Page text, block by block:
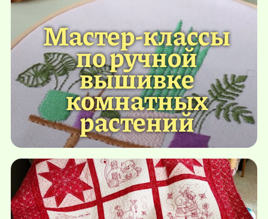
Мастер-классы
по ручной
вышивке
комнатных
растений